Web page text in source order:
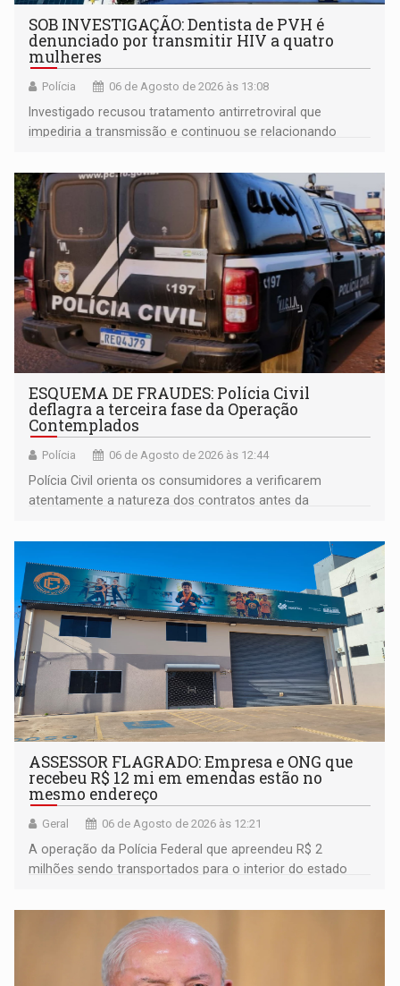
SOB INVESTIGAÇÃO: Dentista de PVH é
denunciado por transmitir HIV a quatro
mulheres
Polícia 06 de Agosto de 2026 às 13:08
Investigado recusou tratamento antirretroviral que
impediria a transmissão e continuou se relacionando
ESQUEMA DE FRAUDES: Polícia Civil
deflagra a terceira fase da Operação
Contemplados
Polícia 06 de Agosto de 2026 às 12:44
Polícia Civil orienta os consumidores a verificarem
atentamente a natureza dos contratos antes da
ASSESSOR FLAGRADO: Empresa e ONG que
recebeu R$ 12 mi em emendas estão no
mesmo endereço
Geral 06 de Agosto de 2026 às 12:21
A operação da Polícia Federal que apreendeu R$ 2
milhões sendo transportados para o interior do estado
ligação do suspeito com um deputado federal do União
Brasil por Rondônia